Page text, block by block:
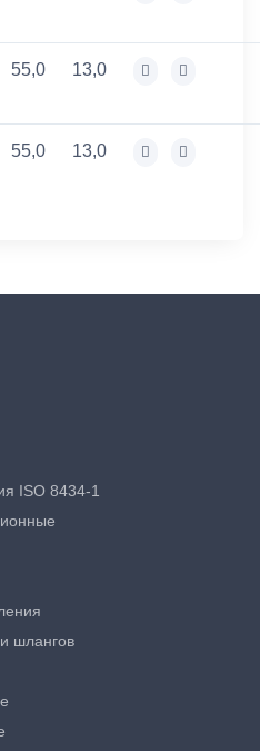
55,0 13,0
55,0 13,0
ISO 8434-1
шлангов